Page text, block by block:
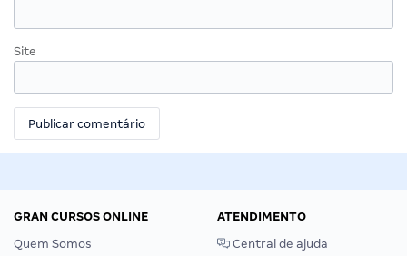
Site
GRAN CURSOS ONLINE
Quem Somos
ATENDIMENTO
Central de ajuda